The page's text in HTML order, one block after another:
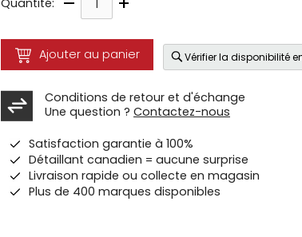
Quantité:
Ajouter au panier Vérifier la disponibilité
Conditions de retour et d'échange
Une question ? Contactez-nous
Satisfaction garantie à 100%
Détaillant canadien = aucune surprise
Livraison rapide ou collecte en magasin
Plus de 400 marques disponibles